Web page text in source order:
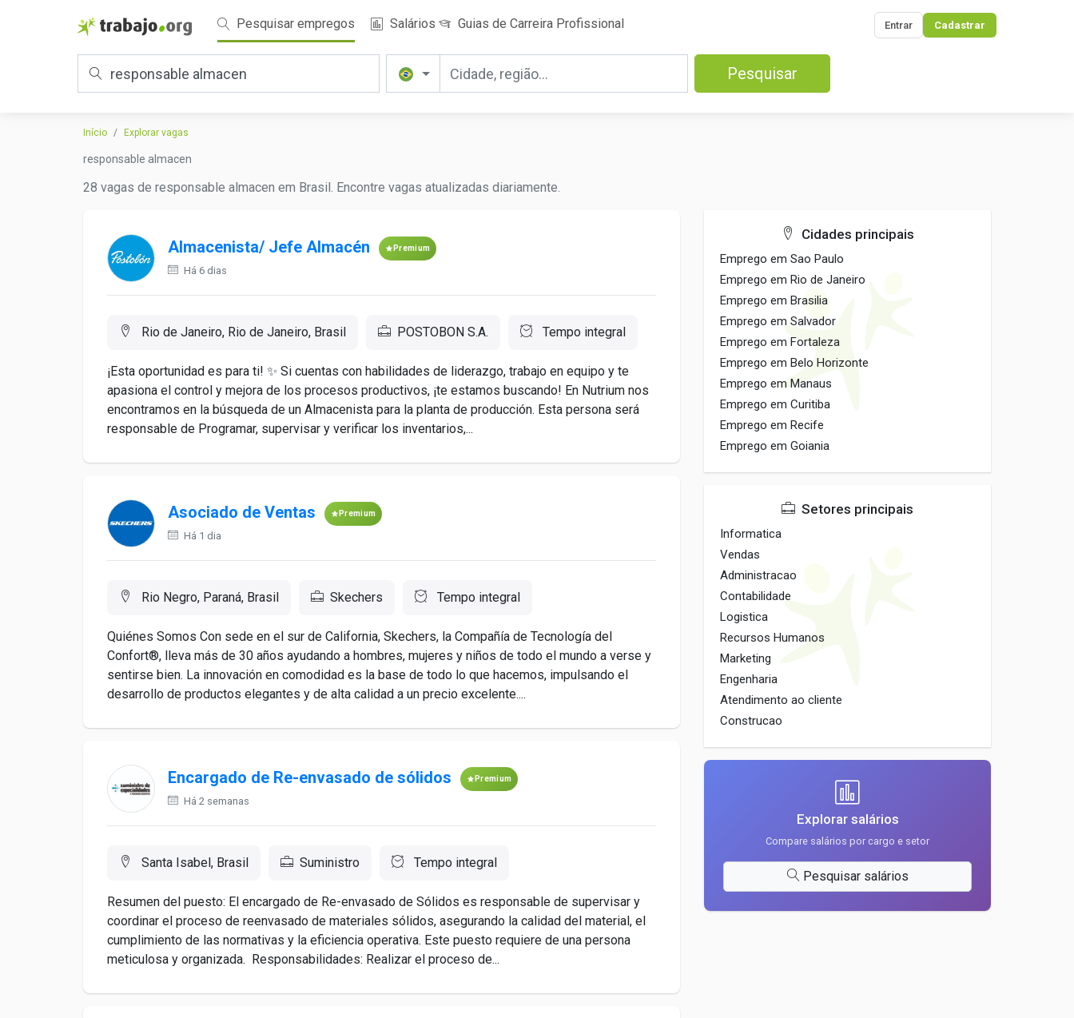
Pesquisar empregos Salários Guias de Carreira Profissional Entrar Cadastrar
Pesquisar
Início Explorar vagas
responsable almacen
28 vagas de responsable almacen em Brasil. Encontre vagas atualizadas diariamente.
Almacenista/ Jefe Almacén Premium
Há 6 dias
Rio de Janeiro, Rio de Janeiro, Brasil POSTOBON S.A. Tempo integral
¡Esta oportunidad es para ti! ✨ Si cuentas con habilidades de liderazgo, trabajo en equipo y te
apasiona el control y mejora de los procesos productivos, ¡te estamos buscando! En Nutrium nos
encontramos en la búsqueda de un Almacenista para la planta de producción. Esta persona será
responsable de Programar, supervisar y verificar los inventarios,...
Asociado de Ventas Premium
Há 1 dia
Rio Negro, Paraná, Brasil Skechers Tempo integral
Quiénes Somos Con sede en el sur de California, Skechers, la Compañía de Tecnología del
Confort®, lleva más de 30 años ayudando a hombres, mujeres y niños de todo el mundo a verse y
sentirse bien. La innovación en comodidad es la base de todo lo que hacemos, impulsando el
desarrollo de productos elegantes y de alta calidad a un precio excelente....
Encargado de Re-envasado de sólidos Premium
Há 2 semanas
Santa Isabel, Brasil Suministro Tempo integral
Resumen del puesto: El encargado de Re-envasado de Sólidos es responsable de supervisar y
coordinar el proceso de reenvasado de materiales sólidos, asegurando la calidad del material, el
cumplimiento de las normativas y la eficiencia operativa. Este puesto requiere de una persona
meticulosa y organizada. Responsabilidades: Realizar el proceso de...
Cidades principais
Emprego em Sao Paulo
Emprego em Rio de Janeiro
Emprego em Brasilia
Emprego em Salvador
Emprego em Fortaleza
Emprego em Belo Horizonte
Emprego em Manaus
Emprego em Curitiba
Emprego em Recife
Emprego em Goiania
Setores principais
Informatica
Vendas
Administracao
Contabilidade
Logistica
Recursos Humanos
Marketing
Engenharia
Atendimento ao cliente
Construcao
Explorar salários
Compare salários por cargo e setor
Pesquisar salários